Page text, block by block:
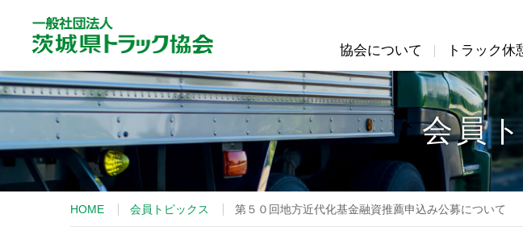
協会について
協会について
機
事
入
トラック休
会員
HOME 会員トピックス 第５０回地方近代化基金融資推薦申込み公募について